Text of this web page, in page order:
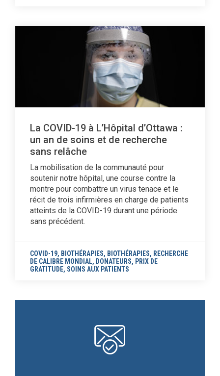
La COVID-19 à L’Hôpital d’Ottawa :
un an de soins et de recherche
sans relâche
La mobilisation de la communauté pour
soutenir notre hôpital, une course contre la
montre pour combattre un virus tenace et le
récit de trois infirmières en charge de patients
atteints de la COVID-19 durant une période
sans précédent.
COVID-19, BIOTHÉRAPIES, BIOTHÉRAPIES, RECHERCHE
DE CALIBRE MONDIAL, DONATEURS, PRIX DE
GRATITUDE, SOINS AUX PATIENTS